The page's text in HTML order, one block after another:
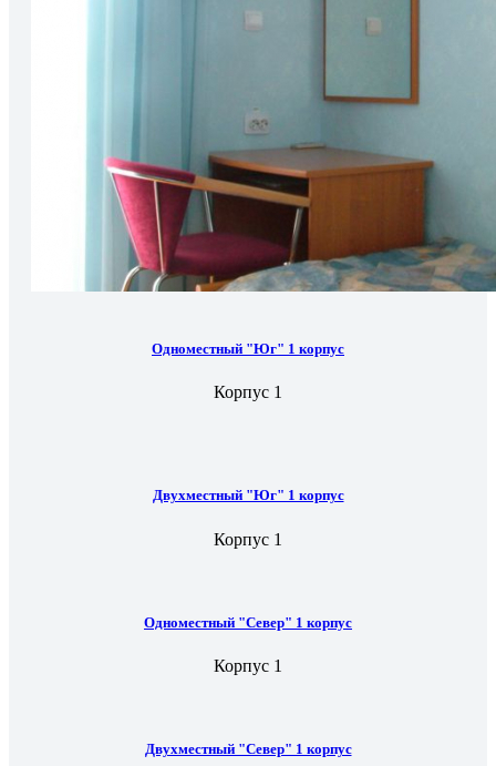
Одноместный "Юг" 1 корпус
Корпус 1
Двухместный "Юг" 1 корпус
Корпус 1
Одноместный "Север" 1 корпус
Корпус 1
Двухместный "Север" 1 корпус